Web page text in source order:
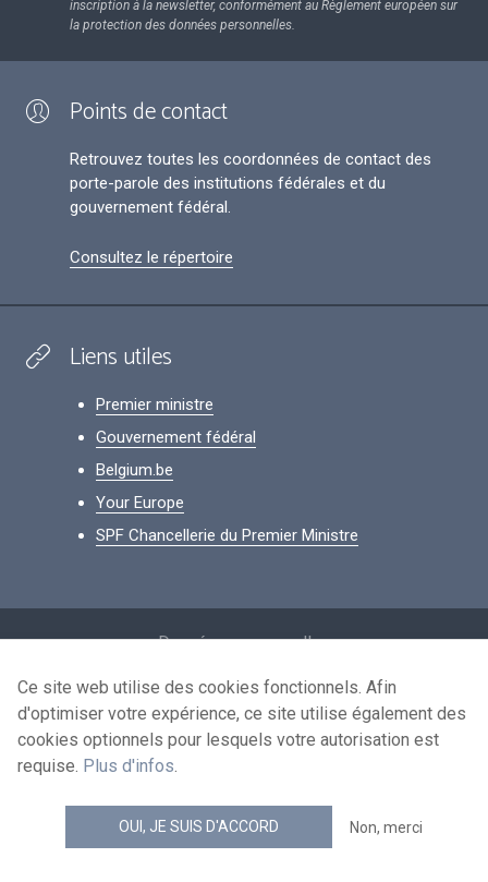
inscription à la newsletter, conformément au Règlement européen sur
la protection des données personnelles.
Points de contact
Retrouvez toutes les coordonnées de contact des
porte-parole des institutions fédérales et du
gouvernement fédéral.
Consultez le répertoire
Liens utiles
Premier ministre
Gouvernement fédéral
Belgium.be
Your Europe
SPF Chancellerie du Premier Ministre
Données personnelles
Conditions de réutilisation
Contactez-nous
news.belgium flux RSS
© 2026 - news.belgium.be
Ce site web utilise des cookies fonctionnels. Afin
d'optimiser votre expérience, ce site utilise également des
cookies optionnels pour lesquels votre autorisation est
requise. Plus d'infos.
OUI, JE SUIS D'ACCORD Non, merci